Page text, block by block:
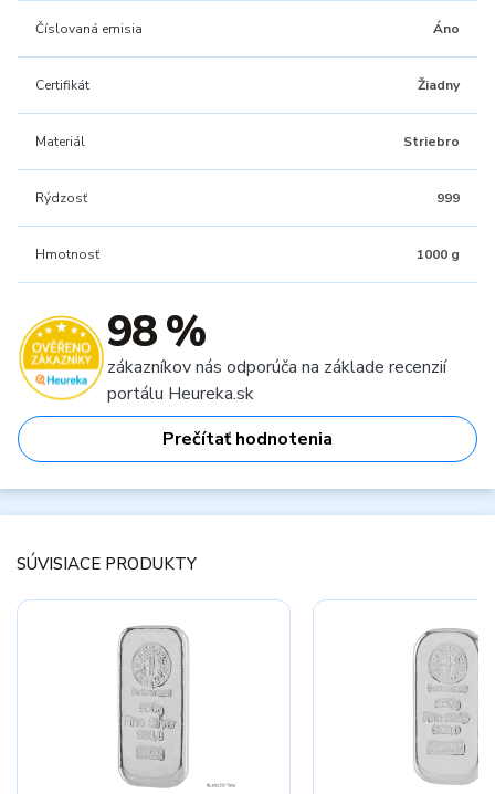
Číslovaná emisia Áno
Certifikát Žiadny
Materiál Striebro
Rýdzosť 999
Hmotnosť 1000 g
98 %
zákazníkov nás odporúča na základe recenzií
portálu Heureka.sk
Prečítať hodnotenia
SÚVISIACE PRODUKTY